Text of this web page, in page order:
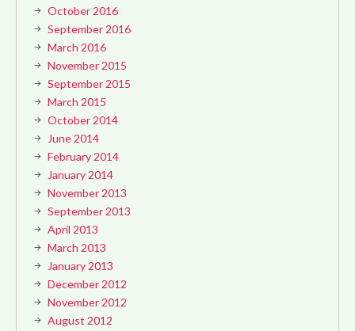
October 2016
September 2016
March 2016
November 2015
September 2015
March 2015
October 2014
June 2014
February 2014
January 2014
November 2013
September 2013
April 2013
March 2013
January 2013
December 2012
November 2012
August 2012